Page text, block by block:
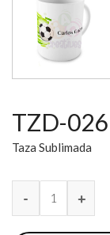
TZD-026
Taza Sublimada